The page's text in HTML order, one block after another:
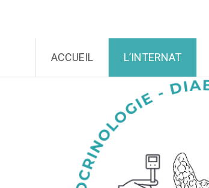
contenu
ACCUEIL L’INTERNAT